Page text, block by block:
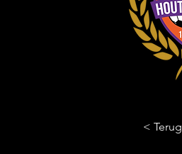
< Terug